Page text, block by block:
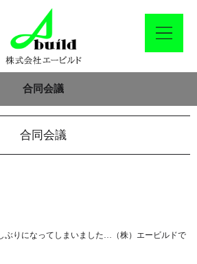
合同会議
合同会議
ぶりになってしまいました…（株）エービルドで